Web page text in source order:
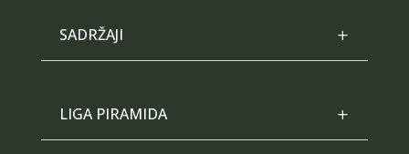
SADRŽAJI
LIGA PIRAMIDA